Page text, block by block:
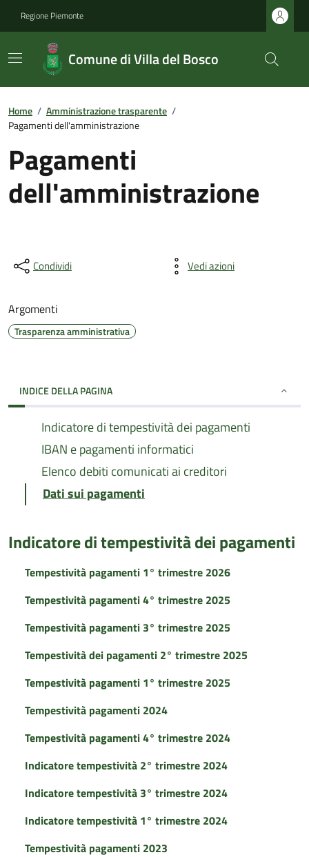
Regione Piemonte
Comune di Villa del Bosco
Home / Amministrazione trasparente /
Pagamenti dell'amministrazione
Pagamenti
dell'amministrazione
Condividi Vedi azioni
Argomenti
Trasparenza amministrativa
INDICE DELLA PAGINA
Indicatore di tempestività dei pagamenti
IBAN e pagamenti informatici
Elenco debiti comunicati ai creditori
Dati sui pagamenti
Indicatore di tempestività dei pagamenti
Tempestività pagamenti 1° trimestre 2026
Tempestività pagamenti 4° trimestre 2025
Tempestività pagamenti 3° trimestre 2025
Tempestività dei pagamenti 2° trimestre 2025
Tempestività pagamenti 1° trimestre 2025
Tempestività pagamenti 2024
Tempestività pagamenti 4° trimestre 2024
Indicatore tempestività 2° trimestre 2024
Indicatore tempestività 3° trimestre 2024
Indicatore tempestività 1° trimestre 2024
Tempestività pagamenti 2023